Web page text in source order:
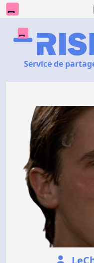
Service de